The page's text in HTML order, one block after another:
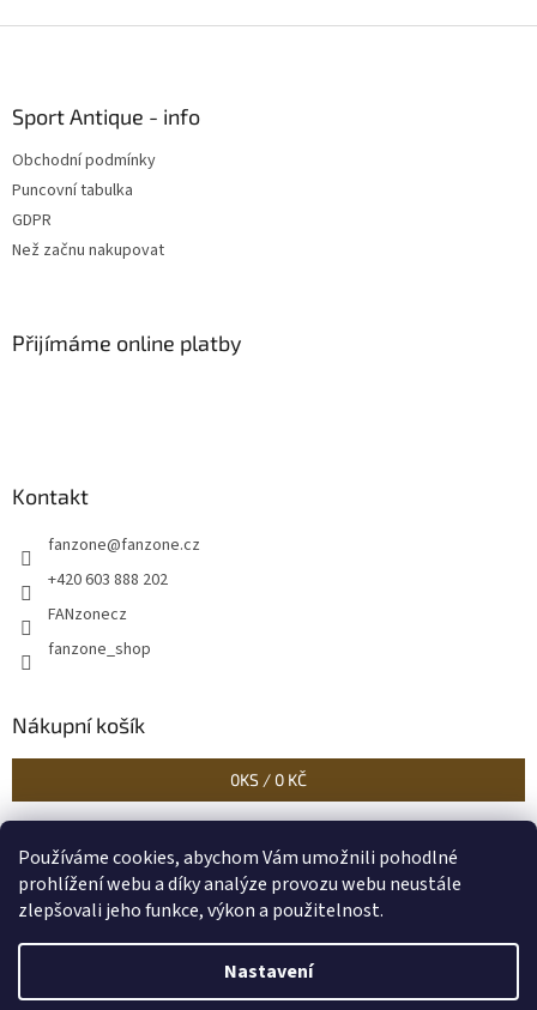
Používáme cookies, abychom Vám umožnili pohodlné
prohlížení webu a díky analýze provozu webu neustále
zlepšovali jeho funkce, výkon a použitelnost.
Nastavení
Sport Antique - info
Obchodní podmínky
Puncovní tabulka
GDPR
Než začnu nakupovat
Přijímáme online platby
Kontakt
fanzone@fanzone.cz
+420 603 888 202
FANzonecz
fanzone_shop
Nákupní košík
0KS / 0 KČ
Historické dokumenty Linoryty - nástěnky Blog Sportantique.cz
Vytvořil Shoptet